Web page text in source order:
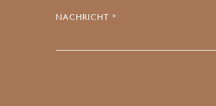
NACHRICHT *